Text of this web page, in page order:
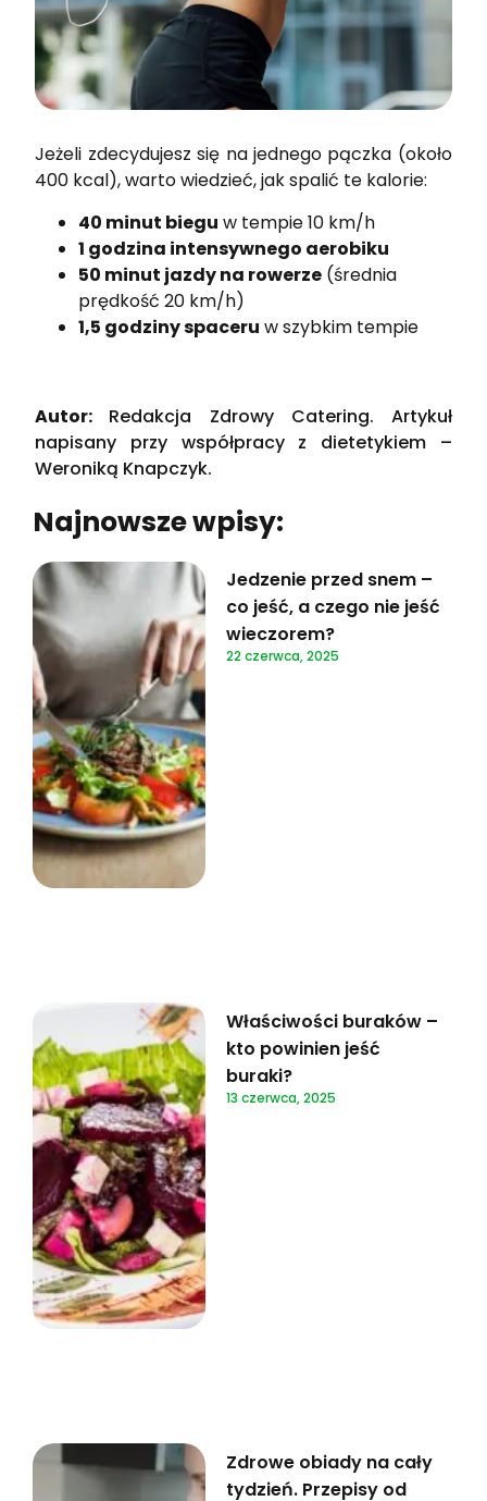
Jeżeli zdecydujesz się na jednego pączka (około
400 kcal), warto wiedzieć, jak spalić te kalorie:
40 minut biegu w tempie 10 km/h
1 godzina intensywnego aerobiku
50 minut jazdy na rowerze (średnia
prędkość 20 km/h)
1,5 godziny spaceru w szybkim tempie
Autor: Redakcja Zdrowy Catering. Artykuł
napisany przy współpracy z dietetykiem –
Weroniką Knapczyk.
Najnowsze wpisy:
Jedzenie przed snem –
co jeść, a czego nie jeść
wieczorem?
22 czerwca, 2025
Właściwości buraków –
kto powinien jeść
buraki?
13 czerwca, 2025
Zdrowe obiady na cały
tydzień. Przepisy od